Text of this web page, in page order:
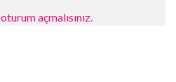
oturum açmalısınız.